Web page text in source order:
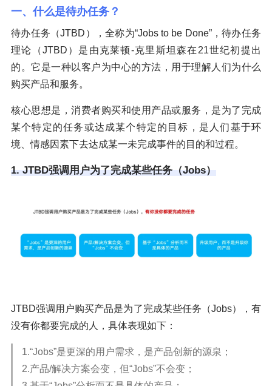
一、什么是待办任务？
待办任务（JTBD），全称为“Jobs to be Done”，待办任务
理论（JTBD）是由克莱顿-克里斯坦森在21世纪初提出
的。它是一种以客户为中心的方法，用于理解人们为什么
购买产品和服务。
核心思想是，消费者购买和使用产品或服务，是为了完成
某个特定的任务或达成某个特定的目标，是人们基于环
境、情感因素下去达成某一未完成事件的目的和过程。
1. JTBD强调用户为了完成某些任务（Jobs）
JTBD强调用户购买产品是为了完成某些任务（Jobs），有
没有你都要完成的人，具体表现如下：
1.“Jobs”是更深的用户需求，是产品创新的源泉；
2.产品/解决方案会变，但“Jobs”不会变；